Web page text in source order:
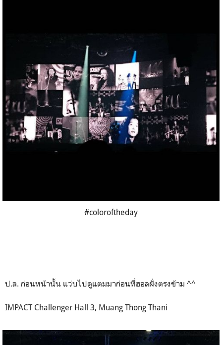
#coloroftheday
ป.ล. ก่อนหน้านั้น แว่บไปดูแตมมาก่อนที่ฮอลฝั่งตรงข้าม ^^
IMPACT Challenger Hall 3, Muang Thong Thani